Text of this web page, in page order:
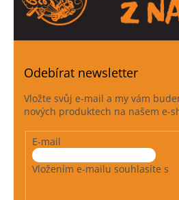
Odebírat newsletter
Vložte svůj e-mail a my vám
nových produktech na našem e-
E-mail
Vložením e-mailu souhlasíte s